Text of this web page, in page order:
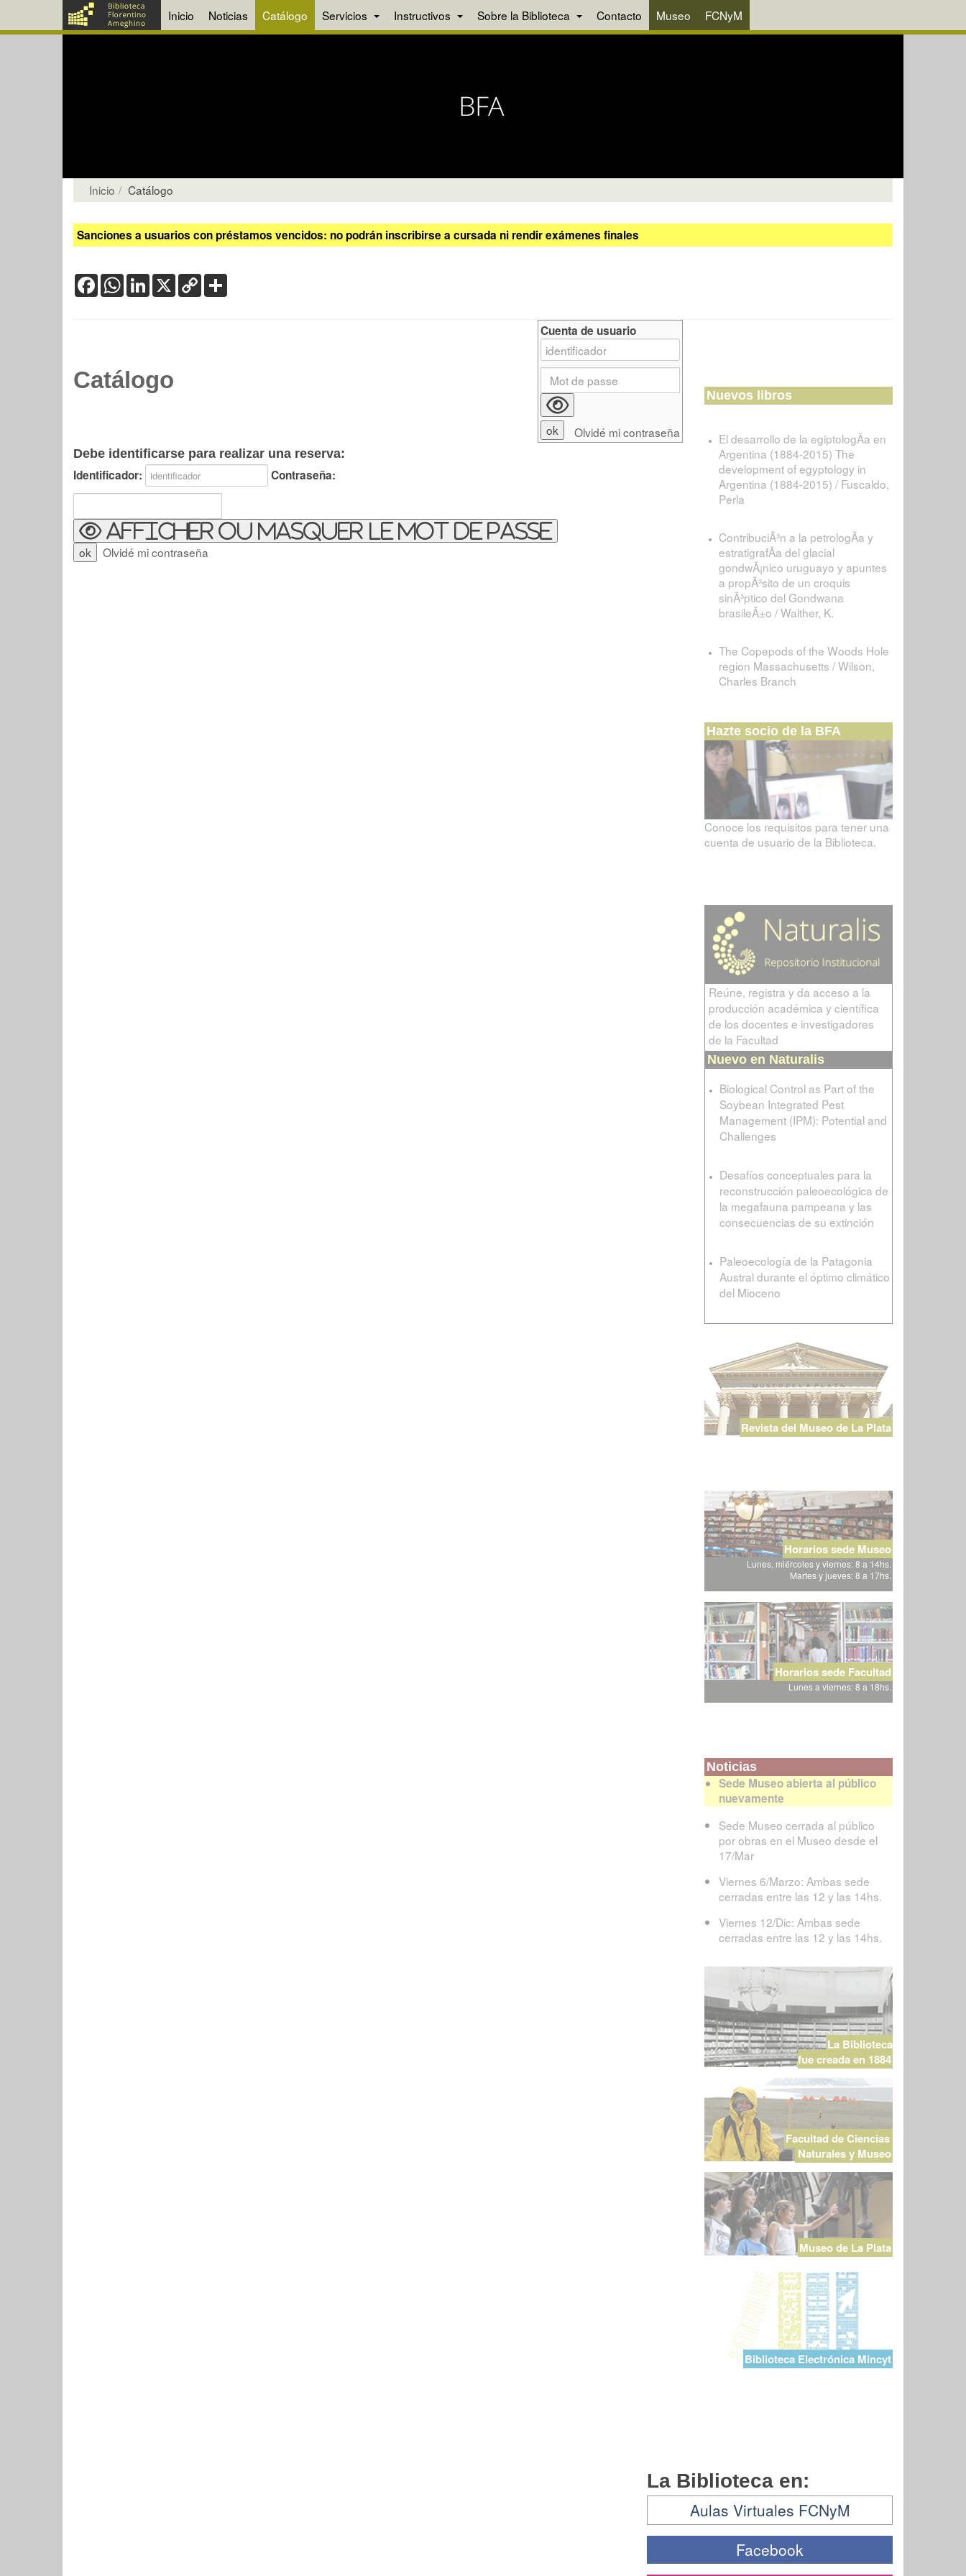
Inicio Noticias Catálogo Servicios Instructivos Sobre la Biblioteca Contacto Museo FCNyM
Inicio Catálogo
Sanciones a usuarios con préstamos vencidos: no podrán inscribirse a cursada ni rendir exámenes finales
FacebookWhatsApp
LinkedIn
X Copy
Link
Catálogo
Debe identificarse para realizar una reserva:
Identificador: Contraseña:
Afficher ou masquer le mot de passe
Olvidé mi contraseña
Cuenta de usuario
Olvidé mi contraseña
Nuevos libros
El desarrollo de la egiptologÃ­a en
Argentina (1884-2015) The
development of egyptology in
Argentina (1884-2015) / Fuscaldo,
Perla
ContribuciÃ³n a la petrologÃ­a y
estratigrafÃ­a del glacial
gondwÃ¡nico uruguayo y apuntes
a propÃ³sito de un croquis
sinÃ³ptico del Gondwana
brasileÃ±o / Walther, K.
The Copepods of the Woods Hole
region Massachusetts / Wilson,
Charles Branch
Hazte socio de la BFA
Conoce los requisitos para tener una
cuenta de usuario de la Biblioteca.
Reúne, registra y da acceso a la
producción académica y científica
de los docentes e investigadores
de la Facultad
Nuevo en Naturalis
Biological Control as Part of the
Soybean Integrated Pest
Management (IPM): Potential and
Challenges
Desafíos conceptuales para la
reconstrucción paleoecológica de
la megafauna pampeana y las
consecuencias de su extinción
Paleoecología de la Patagonia
Austral durante el óptimo climático
del Mioceno
Revista del Museo de La Plata
Horarios sede Museo
Lunes, miércoles y viernes: 8 a 14hs.
Martes y jueves: 8 a 17hs.
Horarios sede Facultad
Lunes a viernes: 8 a 18hs.
Noticias
Sede Museo abierta al público
nuevamente
Sede Museo cerrada al público
por obras en el Museo desde el
17/Mar
Viernes 6/Marzo: Ambas sede
cerradas entre las 12 y las 14hs.
Viernes 12/Dic: Ambas sede
cerradas entre las 12 y las 14hs.
La Biblioteca
fue creada en 1884
Facultad de Ciencias
Naturales y Museo
Museo de La Plata
Biblioteca Electrónica Mincyt
La Biblioteca en:
Aulas Virtuales FCNyM
Facebook